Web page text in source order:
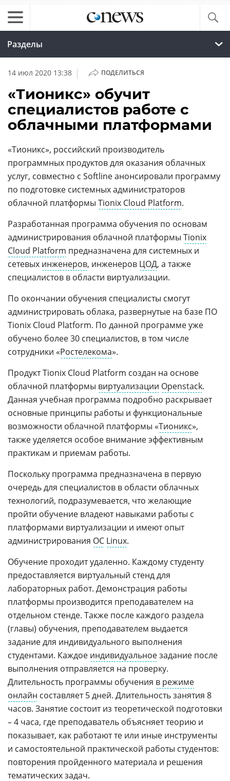
Разделы
14 июл 2020 13:38 | ПОДЕЛИТЬСЯ
«Тионикс» обучит
специалистов работе с
облачными платформами
«Тионикс», российский производитель
программных продуктов для оказания облачных
услуг, совместно с Softline анонсировали программу
по подготовке системных администраторов
облачной платформы Tionix Cloud Platform.
Разработанная программа обучения по основам
администрирования облачной платформы Tionix
Cloud Platform предназначена для системных и
сетевых инженеров, инженеров ЦОД, а также
специалистов в области виртуализации.
По окончании обучения специалисты смогут
администрировать облака, развернутые на базе ПО
Tionix Cloud Platform. По данной программе уже
обучено более 30 специалистов, в том числе
сотрудники «Ростелекома».
Продукт Tionix Cloud Platform создан на основе
облачной платформы виртуализации Openstack.
Данная учебная программа подробно раскрывает
основные принципы работы и функциональные
возможности облачной платформы «Тионикс»,
также уделяется особое внимание эффективным
практикам и приемам работы.
Поскольку программа предназначена в первую
очередь для специалистов в области облачных
технологий, подразумевается, что желающие
пройти обучение владеют навыками работы с
платформами виртуализации и имеют опыт
администрирования ОС Linux.
Обучение проходит удаленно. Каждому студенту
предоставляется виртуальный стенд для
лабораторных работ. Демонстрация работы
платформы производится преподавателем на
отдельном стенде. Также после каждого раздела
(главы) обучения, преподавателем выдается
задание для индивидуального выполнения
студентами. Каждое индивидуальноезадание после
выполнения отправляется на проверку.
Длительность программы обучения в режиме
онлайн составляет 5 дней. Длительность занятия 8
часов. Занятие состоит из теоретической подготовки
– 4 часа, где преподаватель объясняет теорию и
показывает, как работают те или иные инструменты
и самостоятельной практической работы студентов:
повторения пройденного материала и решения
тематических задач.